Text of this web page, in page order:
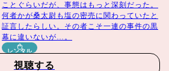
ことぐらいだが、事態はもっと深刻だった。
何者かが桑太尉も塩の密売に関わっていたと
証言したらしい。その者こそ一連の事件の黒
幕に違いないが…。
レンタル
視聴する